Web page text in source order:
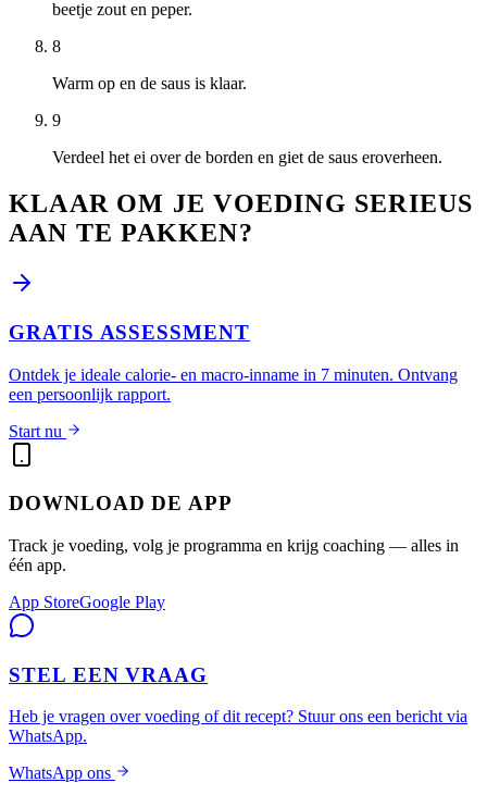
beetje zout en peper.
8
Warm op en de saus is klaar.
9
Verdeel het ei over de borden en giet de saus eroverheen.
KLAAR OM JE VOEDING SERIEUS
AAN TE PAKKEN?
GRATIS ASSESSMENT
Ontdek je ideale calorie- en macro-inname in 7 minuten. Ontvang
een persoonlijk rapport.
Start nu
DOWNLOAD DE APP
Track je voeding, volg je programma en krijg coaching — alles in
één app.
App StoreGoogle Play
STEL EEN VRAAG
Heb je vragen over voeding of dit recept? Stuur ons een bericht via
WhatsApp.
WhatsApp ons